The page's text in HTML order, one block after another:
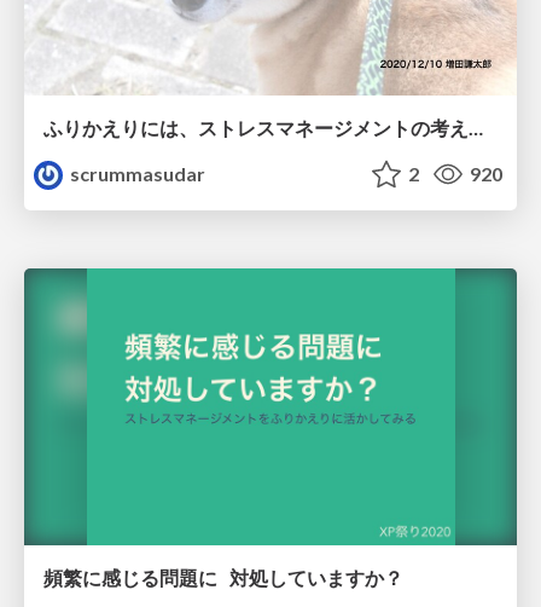
scrummasudar
2 920
頻繁に感じる問題に 対処していますか？